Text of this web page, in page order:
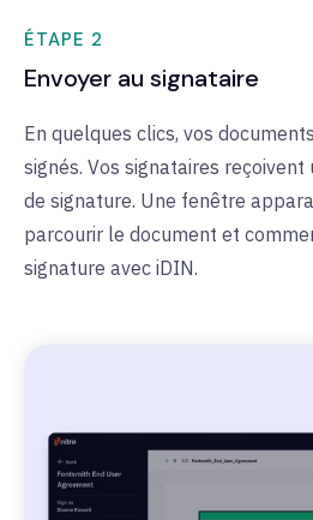
ÉTAPE 2
Envoyer au signataire
En quelques clics, vos
signés. Vos signataires
de signature. Une fenêtre
parcourir le document et
signature avec iDIN.